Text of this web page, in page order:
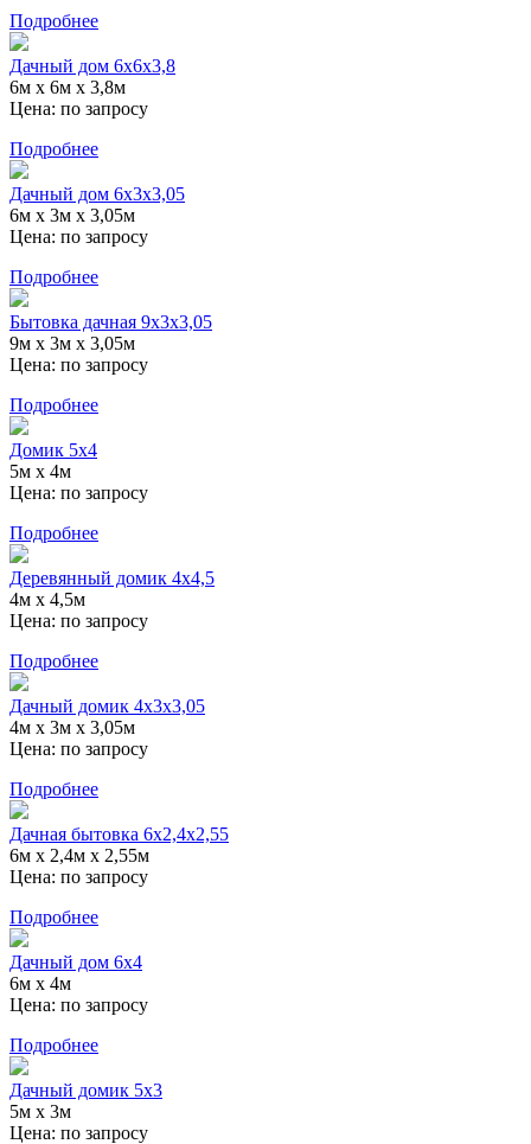
Подробнее
Дачный дом 6х6х3,8
6м х 6м х 3,8м
Цена: по запросу
Подробнее
Дачный дом 6х3х3,05
6м х 3м х 3,05м
Цена: по запросу
Подробнее
Бытовка дачная 9х3х3,05
9м х 3м х 3,05м
Цена: по запросу
Подробнее
Домик 5х4
5м х 4м
Цена: по запросу
Подробнее
Деревянный домик 4х4,5
4м х 4,5м
Цена: по запросу
Подробнее
Дачный домик 4х3х3,05
4м х 3м х 3,05м
Цена: по запросу
Подробнее
Дачная бытовка 6х2,4х2,55
6м х 2,4м х 2,55м
Цена: по запросу
Подробнее
Дачный дом 6х4
6м х 4м
Цена: по запросу
Подробнее
Дачный домик 5х3
5м х 3м
Цена: по запросу